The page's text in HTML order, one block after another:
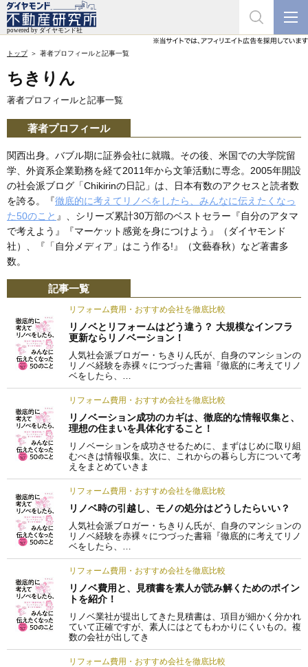
トップ 著者プロフィールと記事一覧
ちきりん
著者プロフィールと記事一覧
著者プロフィール
関西出身。バブル期に証券会社に就職。その後、米国での大学院留
学、外資系企業勤務を経て2011年から文筆活動に専念。2005年開設
の社会派ブログ「Chikirinの日記」は、日本有数のアクセスと読者数
を誇る。『徹底的に考えてリノベをしたら、みんなに伝えたくなっ
た50のこと 』、シリーズ累計30万部のベストセラー『自分のアタマ
で考えよう』『マーケット感覚を身につけよう』（ダイヤモンド
社）、『「自分メディア」はこう作る!』（文藝春秋）など著書多
数。
記事一覧
リフォーム費用・おすすめ会社を徹底比較
リノベとリフォームはどう違う？ 大規模なインフラ
更新ならリノベーション！
人気社会派ブロガー・ちきりん氏が、自身のマンションの
リノベ経験を赤裸々につづった書籍『徹底的に考えてリノ
ベをしたら、…
リフォーム費用・おすすめ会社を徹底比較
リノベーション成功のカギは、徹底的な情報収集と、
理想の住まいを具体化すること！
リノベーションを成功させるために、まずはじめに取り組
むべきは情報収集。次に、これからの暮らし方について考
えをまとめていきま
リフォーム費用・おすすめ会社を徹底比較
リノベ時の引越し、モノの処分はどうしたらいい？
人気社会派ブロガー・ちきりん氏が、自身のマンションの
リノベ経験を赤裸々につづった書籍『徹底的に考えてリノ
ベをしたら、…
リフォーム費用・おすすめ会社を徹底比較
リノベ費用と、見積書を素人が読み解くためのポイン
トを紹介！
リノベ業社が提出してきた見積書は、項目が細かく分かれ
ていて正確ですが、素人にはとてもわかりにくいもの。複
数の会社が出してき
リフォーム費用・おすすめ会社を徹底比較